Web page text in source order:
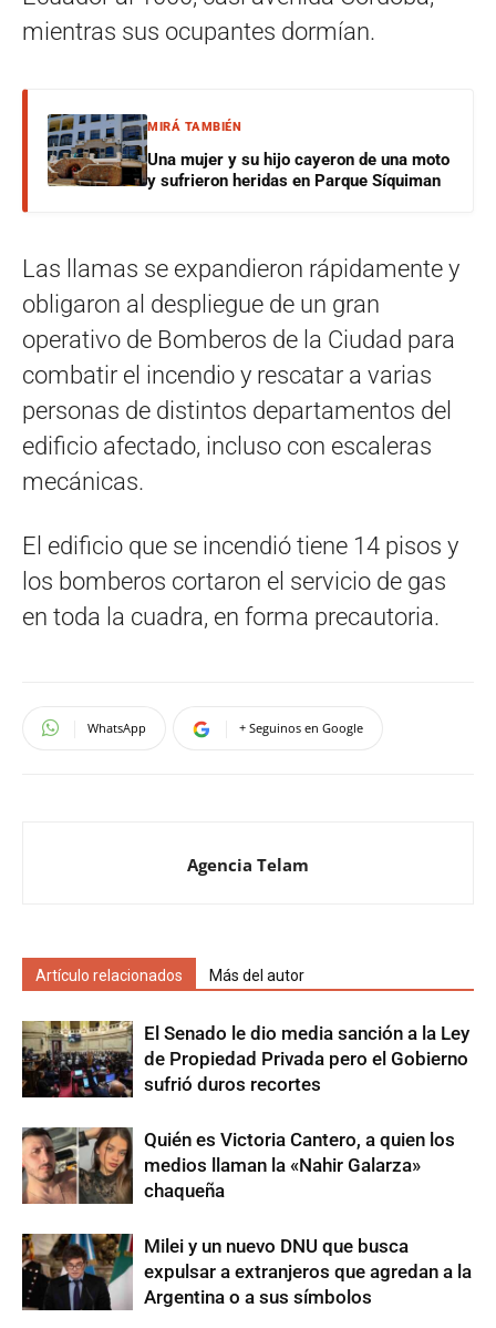
mientras sus ocupantes dormían.
MIRÁ TAMBIÉN
Una mujer y su hijo cayeron de una moto
y sufrieron heridas en Parque Síquiman
Las llamas se expandieron rápidamente y
obligaron al despliegue de un gran
operativo de Bomberos de la Ciudad para
combatir el incendio y rescatar a varias
personas de distintos departamentos del
edificio afectado, incluso con escaleras
mecánicas.
El edificio que se incendió tiene 14 pisos y
los bomberos cortaron el servicio de gas
en toda la cuadra, en forma precautoria.
WhatsApp + Seguinos en Google
Agencia Telam
Artículo relacionados Más del autor
El Senado le dio media sanción a la Ley
de Propiedad Privada pero el Gobierno
sufrió duros recortes
Quién es Victoria Cantero, a quien los
medios llaman la «Nahir Galarza»
chaqueña
Milei y un nuevo DNU que busca
expulsar a extranjeros que agredan a la
Argentina o a sus símbolos